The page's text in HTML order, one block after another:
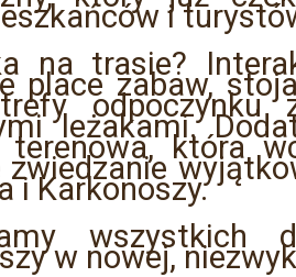
i
na trasie?
place zabaw,
odpoczynku
leżakami.
która
zwiedzanie
i Karkonoszy.
wszystkich
w nowej,